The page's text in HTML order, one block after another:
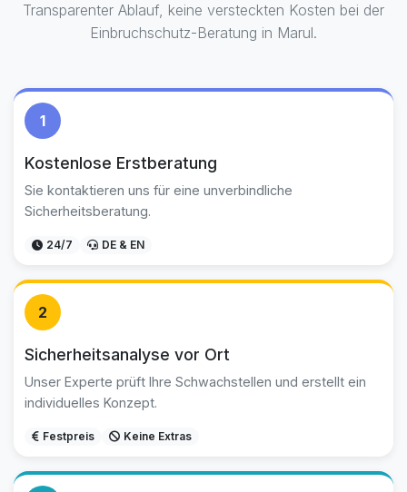
Transparenter Ablauf, keine versteckten Kosten bei der
Einbruchschutz-Beratung in Marul.
1
Kostenlose Erstberatung
Sie kontaktieren uns für eine unverbindliche
Sicherheitsberatung.
24/7 DE & EN
2
Sicherheitsanalyse vor Ort
Unser Experte prüft Ihre Schwachstellen und erstellt ein
individuelles Konzept.
Festpreis Keine Extras